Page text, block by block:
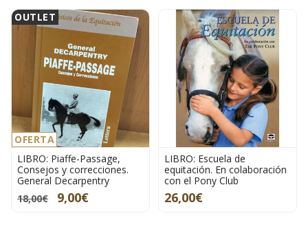
OFERTA
OUTLET
LIBRO: Piaffe-Passage,
Consejos y correcciones.
General Decarpentry
18,00€
9,00€
LIBRO: Escuela de
equitación. En colaboración
con el Pony Club
26,00€